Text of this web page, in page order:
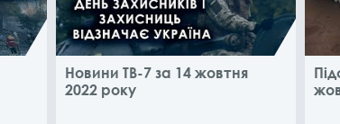
Новини ТВ-7 за 14 жовтня
2022 року